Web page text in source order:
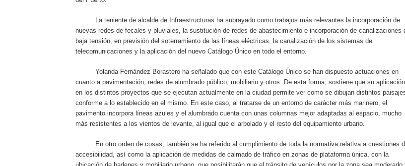
La teniente de alcalde de Infraestructuras ha subrayado como trabajos más relevantes la incorporación de
nuevas redes de fecales y pluviales, la sustitución de redes de abastecimiento e incorporación de canalizaciones
baja tensión, en previsión del soterramiento de las líneas eléctricas, la canalización de los sistemas de
telecomunicaciones y la aplicación del nuevo Catálogo Único en todo el entorno.
Yolanda Fernández Borastero ha señalado que con este Catálogo Único se han dispuesto actuaciones en
cuanto a pavimentación, redes de alumbrado público, mobiliario y otros. De esta forma, sostiene que su aplicación
en los distintos proyectos que se ejecutan actualmente en la ciudad permite ver como se dibujan distintos
conforme a lo establecido en el mismo. En este caso, al tratarse de un entorno de carácter más marinero, el
pavimento incorpora líneas azules y el alumbrado cuenta con unas columnas mejor adaptadas al espacio, mucho
más resistentes a los vientos de levante, al igual que el arbolado y el resto del equipamiento urbano.
En otro orden de cosas, también se ha referido al cumplimiento de toda la normativa relativa a cuestiones
accesibilidad, así como la aplicación de medidas de calmado de tráfico en zonas de plataforma única, con la